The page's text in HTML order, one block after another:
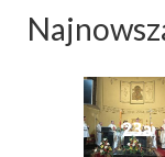
23a